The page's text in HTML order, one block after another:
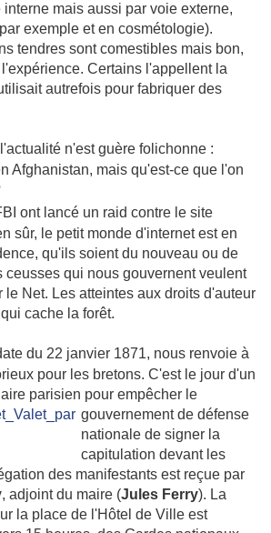
mais aussi par voie externe,
exemple et en cosmétologie).
tendres sont comestibles mais bon,
Certains l'appellent la
autrefois pour fabriquer des
n'est guère folichonne :
Afghanistan, mais qu'est-ce que l'on
ont lancé un raid contre le site
sûr, le petit monde d'internet est en
qu'ils soient du nouveau ou de
ceusses qui nous gouvernent veulent
le Net. Les atteintes aux droits d'auteur
cache la forêt.
du 22 janvier 1871, nous renvoie à
pour les bretons. C'est le jour d'un
parisien pour empêcher le
gouvernement de défense
nationale de signer la
capitulation devant les
des manifestants est reçue par
, adjoint du maire (Jules Ferry). La
la place de l'Hôtel de Ville est